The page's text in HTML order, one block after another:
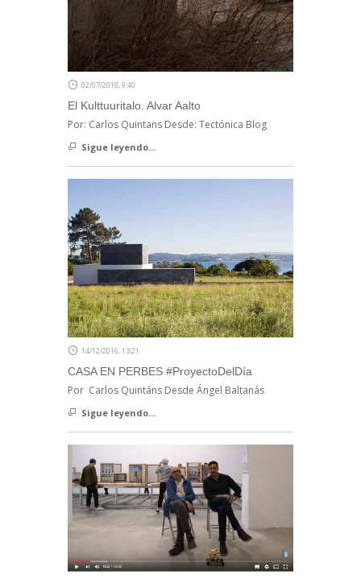
02/07/2018, 9:40
El Kulttuuritalo. Alvar Aalto
Por: Carlos Quintans Desde: Tectónica Blog
Sigue leyendo...
14/12/2016, 13:21
CASA EN PERBES #ProyectoDelDía
Por Carlos Quintáns Desde Ángel Baltanás
Sigue leyendo...